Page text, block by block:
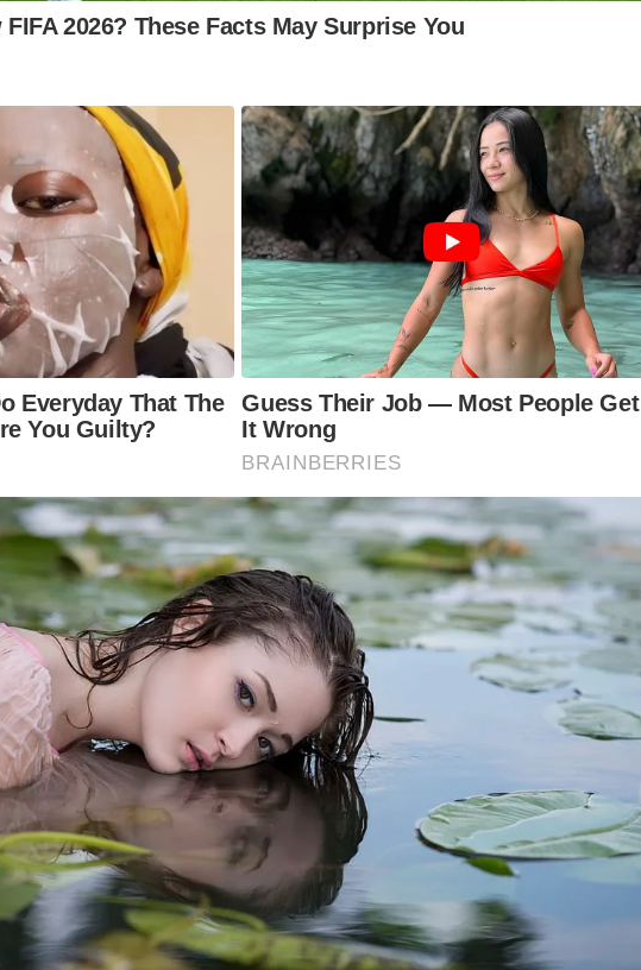
2026? These Facts May Surprise You
Everyday That The
You Guilty?
Guess Their Job — Most People Get
It Wrong
BRAINBERRIES